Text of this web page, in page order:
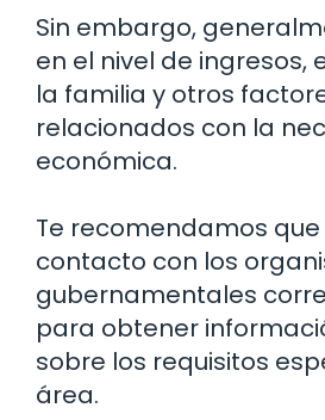
Sin embargo,
en el nivel de ingresos,
la familia y otros
relacionados con la
económica.
Te recomendamos
contacto con los
gubernamentales
para obtener
sobre los requisitos
área.